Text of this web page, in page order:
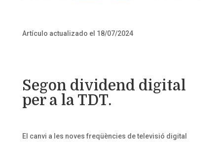
Artículo actualizado el 18/07/2024
Segon dividend digital
per a la TDT.
El canvi a les noves freqüències de televisió digital